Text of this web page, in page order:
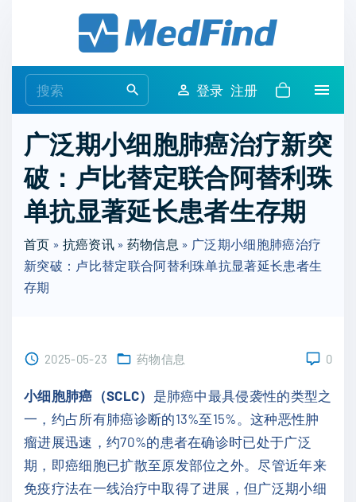
e
r
c
h
f
r
:
登录 注册
广泛期小细胞肺癌治疗新突
破：卢比替定联合阿替利珠
单抗显著延长患者生存期
首页 » 抗癌资讯» 药物信息 » 广泛期小细胞肺癌治疗
新突破：卢比替定联合阿替利珠单抗显著延长患者生
存期
2025-05-23 药物信息 0
小细胞肺癌（SCLC） 是肺癌中最具侵袭性的类型之
一，约占所有肺癌诊断的13%至15%。这种恶性肿
瘤进展迅速，约70%的患者在确诊时已处于广泛
期，即癌细胞已扩散至原发部位之外。尽管近年来
免疫疗法在一线治疗中取得了进展，但广泛期小细